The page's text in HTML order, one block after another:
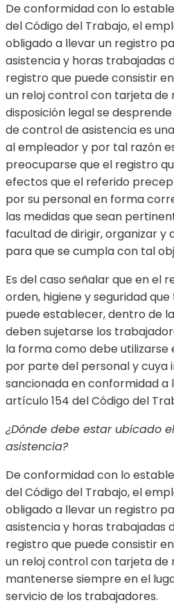
De conformidad con lo
del Código del Trabajo, el
obligado a llevar un registro
asistencia y horas trabajadas
registro que puede consistir
un reloj control con tarjeta de
disposición legal se
de control de asistencia es
al empleador y por tal razón
preocuparse que el registro
efectos que el referido
por su personal en forma
las medidas que sean
facultad de dirigir, organizar y
para que se cumpla con tal
Es del caso señalar que en el
orden, higiene y seguridad
puede establecer, dentro de
deben sujetarse los
la forma como debe utilizarse
por parte del personal y cuya
sancionada en conformidad a
artículo 154 del Código del
¿Dónde debe estar ubicado
asistencia?
De conformidad con lo
del Código del Trabajo, el
obligado a llevar un registro
asistencia y horas trabajadas
registro que puede consistir
un reloj control con tarjeta de
mantenerse siempre en el
servicio de los trabajadores.